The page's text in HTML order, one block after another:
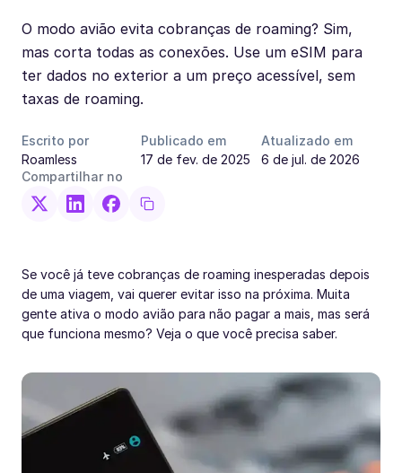
O modo avião evita cobranças de roaming? Sim,
mas corta todas as conexões. Use um eSIM para
ter dados no exterior a um preço acessível, sem
taxas de roaming.
Escrito por
Roamless
Publicado em
17 de fev. de 2025
Atualizado em
6 de jul. de 2026
Compartilhar no
Se você já teve cobranças de roaming inesperadas depois
de uma viagem, vai querer evitar isso na próxima. Muita
gente ativa o modo avião para não pagar a mais, mas será
que funciona mesmo? Veja o que você precisa saber.